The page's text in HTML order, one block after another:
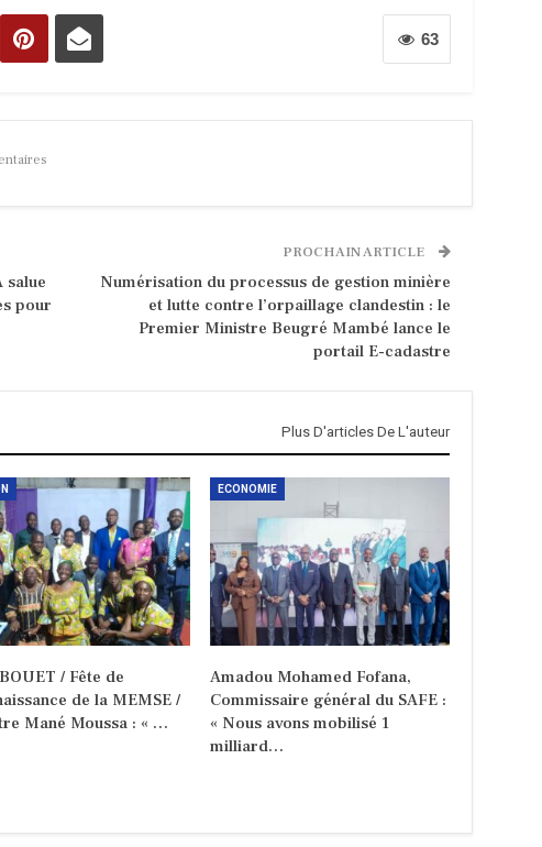
63
salue
pour
PROCHAIN ARTICLE
Numérisation du processus de gestion minière
et lutte contre l’orpaillage clandestin : le
Premier Ministre Beugré Mambé lance le
portail E-cadastre
Plus D'articles De L'auteur
/ Fête de
de la MEMSE /
Mané Moussa : « …
ECONOMIE
Amadou Mohamed Fofana,
Commissaire général du SAFE :
« Nous avons mobilisé 1
milliard…